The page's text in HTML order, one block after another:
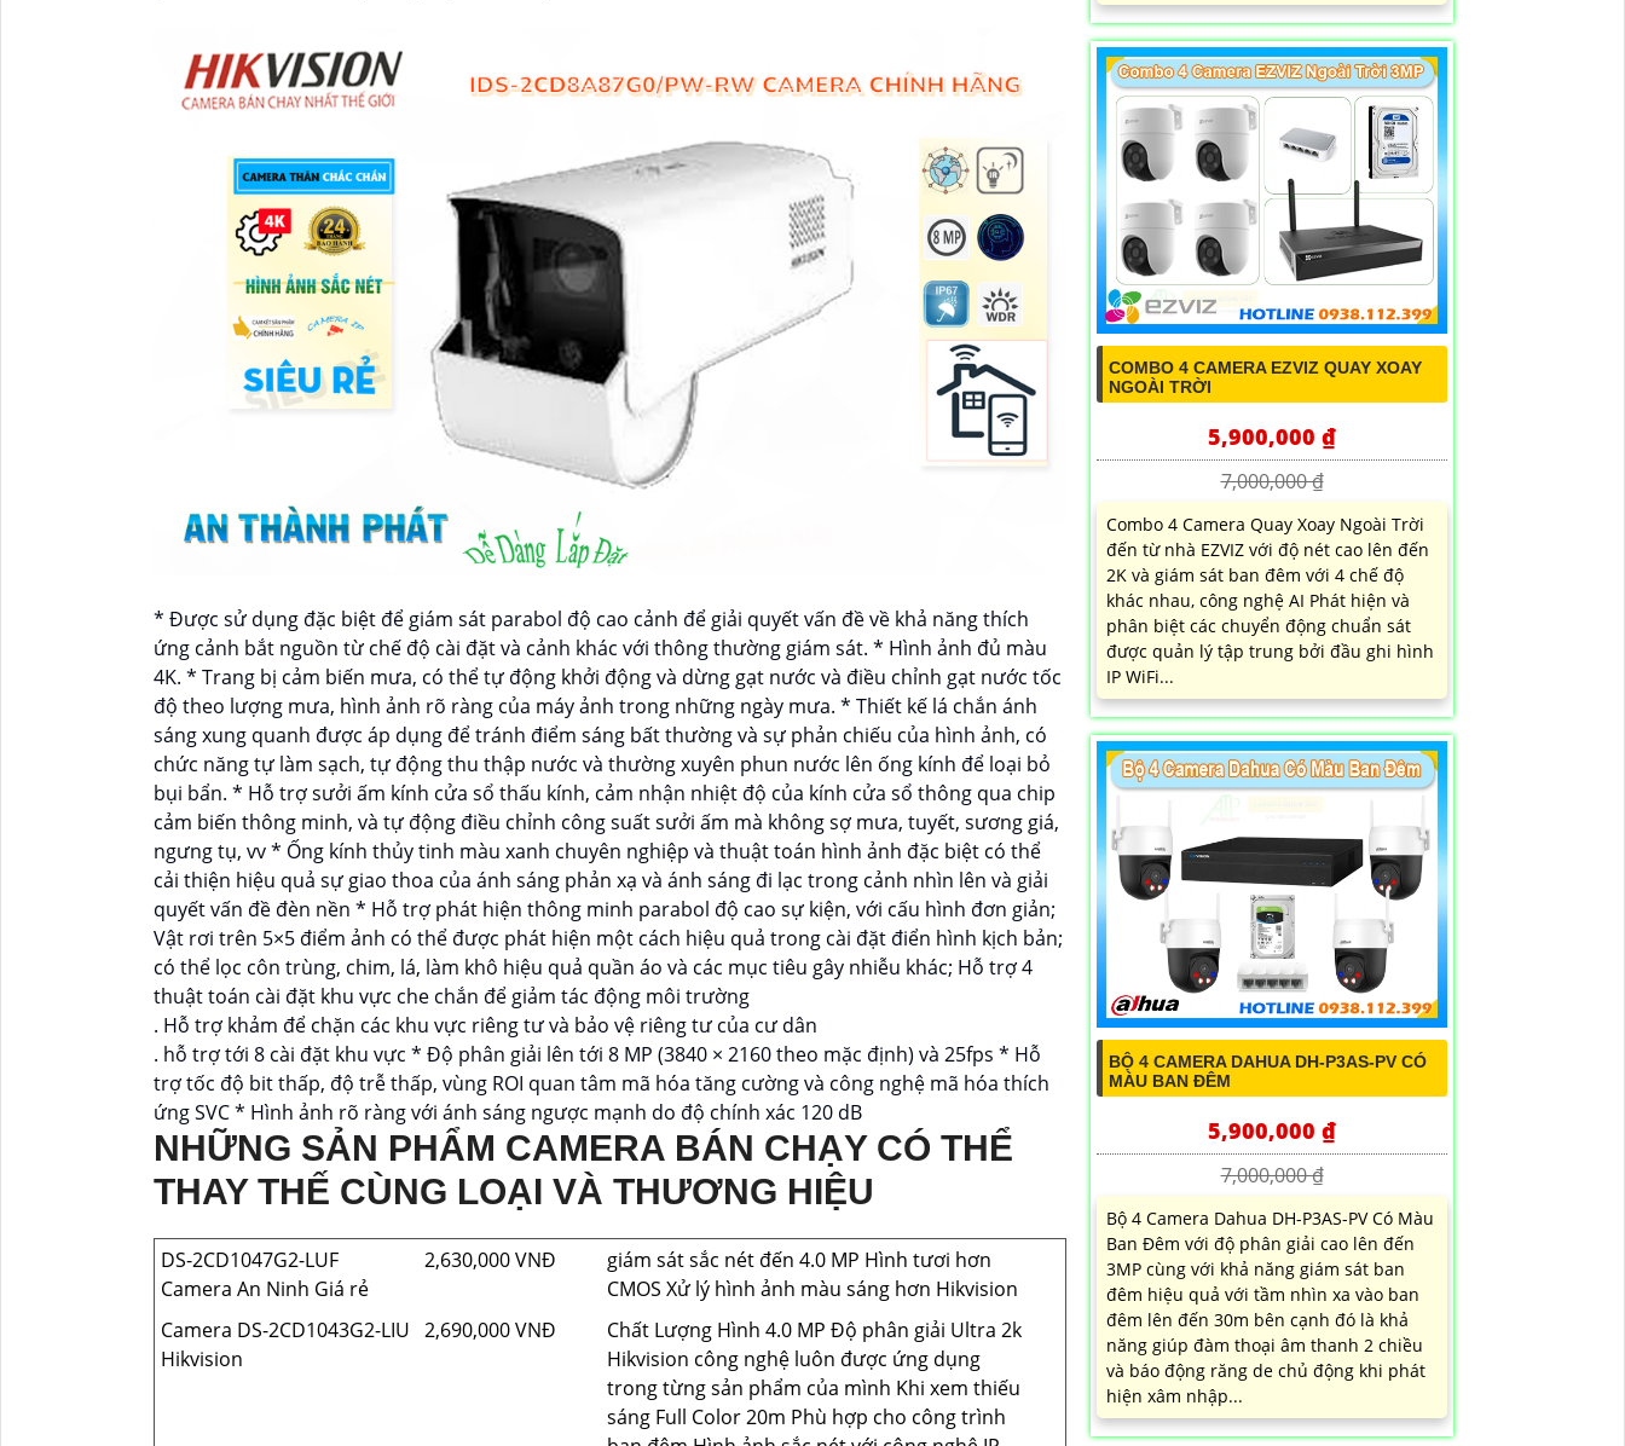
* Được sử dụng đặc biệt để giám sát parabol độ cao cảnh để giải quyết vấn đề về khả năng thích
ứng cảnh bắt nguồn từ chế độ cài đặt và cảnh khác với thông thường giám sát. * Hình ảnh đủ màu
4K. * Trang bị cảm biến mưa, có thể tự động khởi động và dừng gạt nước và điều chỉnh gạt nước tốc
độ theo lượng mưa, hình ảnh rõ ràng của máy ảnh trong những ngày mưa. * Thiết kế lá chắn ánh
sáng xung quanh được áp dụng để tránh điểm sáng bất thường và sự phản chiếu của hình ảnh, có
chức năng tự làm sạch, tự động thu thập nước và thường xuyên phun nước lên ống kính để loại bỏ
bụi bẩn. * Hỗ trợ sưởi ấm kính cửa sổ thấu kính, cảm nhận nhiệt độ của kính cửa sổ thông qua chip
cảm biến thông minh, và tự động điều chỉnh công suất sưởi ấm mà không sợ mưa, tuyết, sương giá,
ngưng tụ, vv * Ống kính thủy tinh màu xanh chuyên nghiệp và thuật toán hình ảnh đặc biệt có thể
cải thiện hiệu quả sự giao thoa của ánh sáng phản xạ và ánh sáng đi lạc trong cảnh nhìn lên và giải
quyết vấn đề đèn nền * Hỗ trợ phát hiện thông minh parabol độ cao sự kiện, với cấu hình đơn giản;
Vật rơi trên 5×5 điểm ảnh có thể được phát hiện một cách hiệu quả trong cài đặt điển hình kịch bản;
có thể lọc côn trùng, chim, lá, làm khô hiệu quả quần áo và các mục tiêu gây nhiễu khác; Hỗ trợ 4
thuật toán cài đặt khu vực che chắn để giảm tác động môi trường
. Hỗ trợ khảm để chặn các khu vực riêng tư và bảo vệ riêng tư của cư dân
. hỗ trợ tới 8 cài đặt khu vực * Độ phân giải lên tới 8 MP (3840 × 2160 theo mặc định) và 25fps * Hỗ
trợ tốc độ bit thấp, độ trễ thấp, vùng ROI quan tâm mã hóa tăng cường và công nghệ mã hóa thích
ứng SVC * Hình ảnh rõ ràng với ánh sáng ngược mạnh do độ chính xác 120 dB
NHỮNG SẢN PHẨM CAMERA BÁN CHẠY CÓ THỂ
THAY THẾ CÙNG LOẠI VÀ THƯƠNG HIỆU
DS-2CD1047G2-LUF
Camera An Ninh Giá rẻ
2,630,000 VNĐ
giám sát sắc nét đến 4.0 MP Hình tươi hơn
CMOS Xử lý hình ảnh màu sáng hơn Hikvision
Camera DS-2CD1043G2-LIU
Hikvision
2,690,000 VNĐ
Chất Lượng Hình 4.0 MP Độ phân giải Ultra 2k
Hikvision công nghệ luôn được ứng dụng
trong từng sản phẩm của mình Khi xem thiếu
sáng Full Color 20m Phù hợp cho công trình
COMBO 4 CAMERA EZVIZ QUAY XOAY
NGOÀI TRỜI
5,900,000 ₫
7,000,000 ₫
Combo 4 Camera Quay Xoay Ngoài Trời
đến từ nhà EZVIZ với độ nét cao lên đến
2K và giám sát ban đêm với 4 chế độ
khác nhau, công nghệ AI Phát hiện và
phân biệt các chuyển động chuẩn sát
được quản lý tập trung bởi đầu ghi hình
IP WiFi...
BỘ 4 CAMERA DAHUA DH-P3AS-PV CÓ
MÀU BAN ĐÊM
5,900,000 ₫
7,000,000 ₫
Bộ 4 Camera Dahua DH-P3AS-PV Có Màu
Ban Đêm với độ phân giải cao lên đến
3MP cùng với khả năng giám sát ban
đêm hiệu quả với tầm nhìn xa vào ban
đêm lên đến 30m bên cạnh đó là khả
năng giúp đàm thoại âm thanh 2 chiều
và báo động răng de chủ động khi phát
hiện xâm nhập...